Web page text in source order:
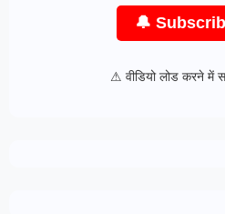
🔔
⚠ वीडियो लोड करने में